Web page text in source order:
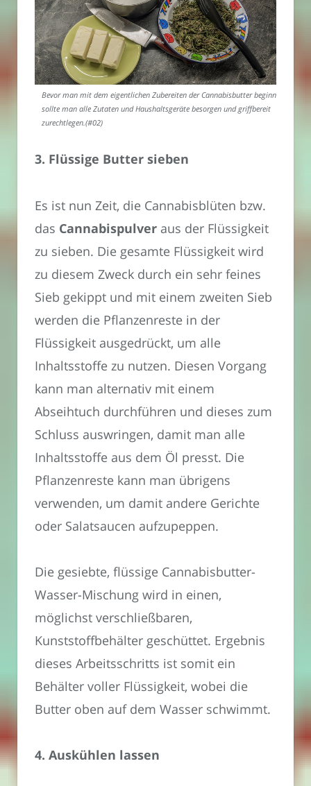
Bevor man mit dem eigentlichen Zubereiten der Cannabisbutter beginnt,
sollte man alle Zutaten und Haushaltsgeräte besorgen und griffbereit
zurechtlegen.(#02)
3. Flüssige Butter sieben
Es ist nun Zeit, die Cannabisblüten bzw.
das Cannabispulver aus der Flüssigkeit
zu sieben. Die gesamte Flüssigkeit wird
zu diesem Zweck durch ein sehr feines
Sieb gekippt und mit einem zweiten Sieb
werden die Pflanzenreste in der
Flüssigkeit ausgedrückt, um alle
Inhaltsstoffe zu nutzen. Diesen Vorgang
kann man alternativ mit einem
Abseihtuch durchführen und dieses zum
Schluss auswringen, damit man alle
Inhaltsstoffe aus dem Öl presst. Die
Pflanzenreste kann man übrigens
verwenden, um damit andere Gerichte
oder Salatsaucen aufzupeppen.
Die gesiebte, flüssige Cannabisbutter-
Wasser-Mischung wird in einen,
möglichst verschließbaren,
Kunststoffbehälter geschüttet. Ergebnis
dieses Arbeitsschritts ist somit ein
Behälter voller Flüssigkeit, wobei die
Butter oben auf dem Wasser schwimmt.
4. Auskühlen lassen